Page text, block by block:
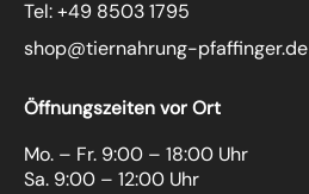
Tel: +49 8503 1795
shop@tiernahrung-pfaffinger.de
Öffnungszeiten vor Ort
Mo. – Fr. 9:00 – 18:00 Uhr
Sa. 9:00 – 12:00 Uhr